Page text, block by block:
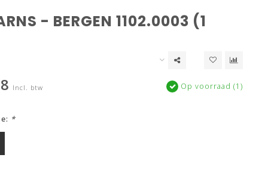
- BERGEN 1102.0003 (1
Incl. btw Op voorraad (1)
*